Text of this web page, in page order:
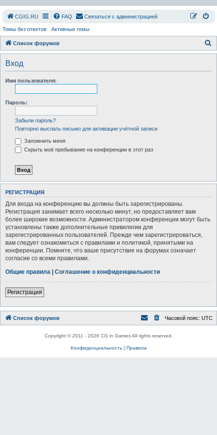
СGIG.RU FAQ Связаться с администрацией
Темы без ответов Активные темы
Список форумов
о
Вход
Имя пользователя:
Пароль:
Забыли пароль?
Повторно выслать письмо для активации учётной записи
Запомнить меня
Скрыть моё пребывание на конференции в этот раз
РЕГИСТРАЦИЯ
Для входа на конференцию вы должны быть зарегистрированы.
Регистрация занимает всего несколько минут, но предоставляет вам
более широкие возможности. Администратором конференции могут быть
установлены также дополнительные привилегии для
зарегистрированных пользователей. Прежде чем зарегистрироваться,
вам следует ознакомиться с правилами и политикой, принятыми на
конференции. Помните, что ваше присутствие на форумах означает
согласие со всеми правилами.
Общие правила | Соглашение о конфиденциальности
Регистрация
Список форумов Часовой пояс: UTC
Copyright © 2011 - 2026 CG in Games All rights reserved.
Конфиденциальность| Правила